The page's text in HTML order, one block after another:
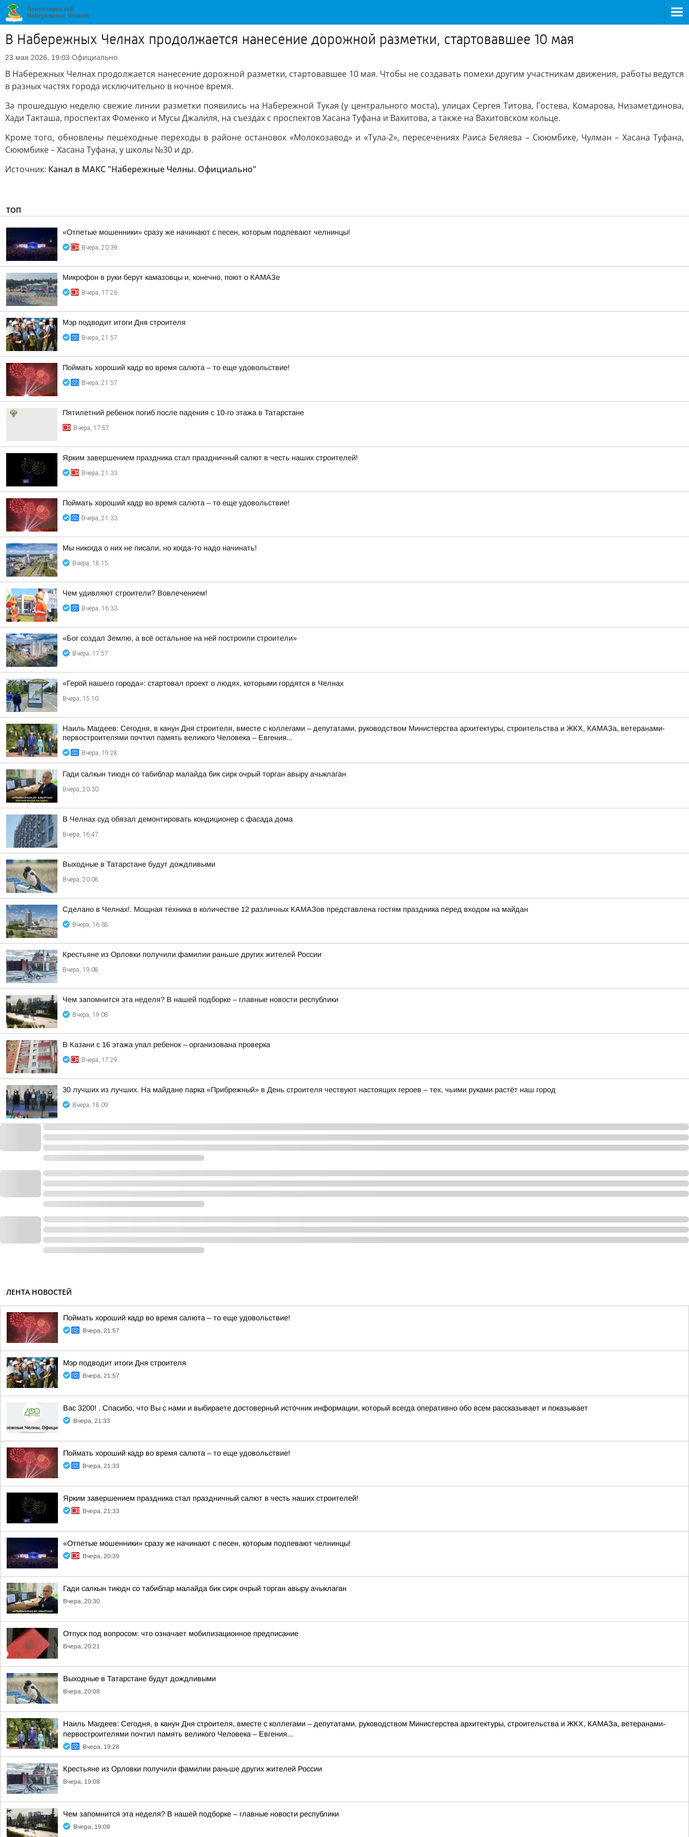
В Набережных Челнах продолжается нанесение дорожной разметки, стартовавшее 10 мая
23 мая 2026, 19:03 Официально
В Набережных Челнах продолжается нанесение дорожной разметки, стартовавшее 10 мая. Чтобы не создавать помехи другим участникам движения, работы ведутся
в разных частях города исключительно в ночное время.
За прошедшую неделю свежие линии разметки появились на Набережной Тукая (у центрального моста), улицах Сергея Титова, Гостева, Комарова, Низаметдинова,
Хади Такташа, проспектах Фоменко и Мусы Джалиля, на съездах с проспектов Хасана Туфана и Вахитова, а также на Вахитовском кольце.
Кроме того, обновлены пешеходные переходы в районе остановок «Молокозавод» и «Тула-2», пересечениях Раиса Беляева – Сююмбике, Чулман – Хасана Туфана,
Сююмбике – Хасана Туфана, у школы №30 и др.
Источник: Канал в МАКС "Набережные Челны. Официально"
ТОП
«Отпетые мошенники» сразу же начинают с песен, которым подпевают челнинцы!
Вчера, 20:39
Микрофон в руки берут камазовцы и, конечно, поют о КАМАЗе
Вчера, 17:26
Мэр подводит итоги Дня строителя
Вчера, 21:57
Поймать хороший кадр во время салюта – то еще удовольствие!
Вчера, 21:57
Пятилетний ребенок погиб после падения с 10-го этажа в Татарстане
Вчера, 17:57
Ярким завершением праздника стал праздничный салют в честь наших строителей!
Вчера, 21:33
Поймать хороший кадр во время салюта – то еще удовольствие!
Вчера, 21:33
Мы никогда о них не писали, но когда-то надо начинать!
Вчера, 18:15
Чем удивляют строители? Вовлечением!
Вчера, 16:33
«Бог создал Землю, а всё остальное на ней построили строители»
Вчера, 17:57
«Герой нашего города»: стартовал проект о людях, которыми гордятся в Челнах
Вчера, 15:10
Наиль Магдеев: Сегодня, в канун Дня строителя, вместе с коллегами – депутатами, руководством Министерства архитектуры, строительства и ЖКХ, КАМАЗа, ветеранами-
первостроителями почтил память великого Человека – Евгения...
Вчера, 19:28
Гади салкын тиюдн со табиблар малайда бик сирк очрый торган авыру ачыклаган
Вчера, 20:30
В Челнах суд обязал демонтировать кондиционер с фасада дома
Вчера, 16:47
Выходные в Татарстане будут дождливыми
Вчера, 20:08
Сделано в Челнах!. Мощная техника в количестве 12 различных КАМАЗов представлена гостям праздника перед входом на майдан
Вчера, 16:38
Крестьяне из Орловки получили фамилии раньше других жителей России
Вчера, 19:08
Чем запомнится эта неделя? В нашей подборке – главные новости республики
Вчера, 19:08
В Казани с 16 этажа упал ребенок – организована проверка
Вчера, 17:29
30 лучших из лучших. На майдане парка «Прибрежный» в День строителя чествуют настоящих героев – тех, чьими руками растёт наш город
Вчера, 18:09
ЛЕНТА НОВОСТЕЙ
Поймать хороший кадр во время салюта – то еще удовольствие!
Вчера, 21:57
Мэр подводит итоги Дня строителя
Вчера, 21:57
Вас 3200! . Спасибо, что Вы с нами и выбираете достоверный источник информации, который всегда оперативно обо всем рассказывает и показывает
Вчера, 21:33
Поймать хороший кадр во время салюта – то еще удовольствие!
Вчера, 21:33
Ярким завершением праздника стал праздничный салют в честь наших строителей!
Вчера, 21:33
«Отпетые мошенники» сразу же начинают с песен, которым подпевают челнинцы!
Вчера, 20:39
Гади салкын тиюдн со табиблар малайда бик сирк очрый торган авыру ачыклаган
Вчера, 20:30
Отпуск под вопросом: что означает мобилизационное предписание
Вчера, 20:21
Выходные в Татарстане будут дождливыми
Вчера, 20:08
Наиль Магдеев: Сегодня, в канун Дня строителя, вместе с коллегами – депутатами, руководством Министерства архитектуры, строительства и ЖКХ, КАМАЗа, ветеранами-
первостроителями почтил память великого Человека – Евгения...
Вчера, 19:28
Крестьяне из Орловки получили фамилии раньше других жителей России
Вчера, 19:08
Чем запомнится эта неделя? В нашей подборке – главные новости республики
Вчера, 19:08